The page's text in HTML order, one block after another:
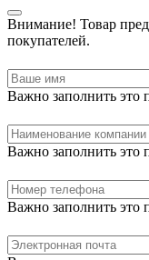
Внимание! Товар
покупателей.
Важно заполнить это
Важно заполнить это
Важно заполнить это